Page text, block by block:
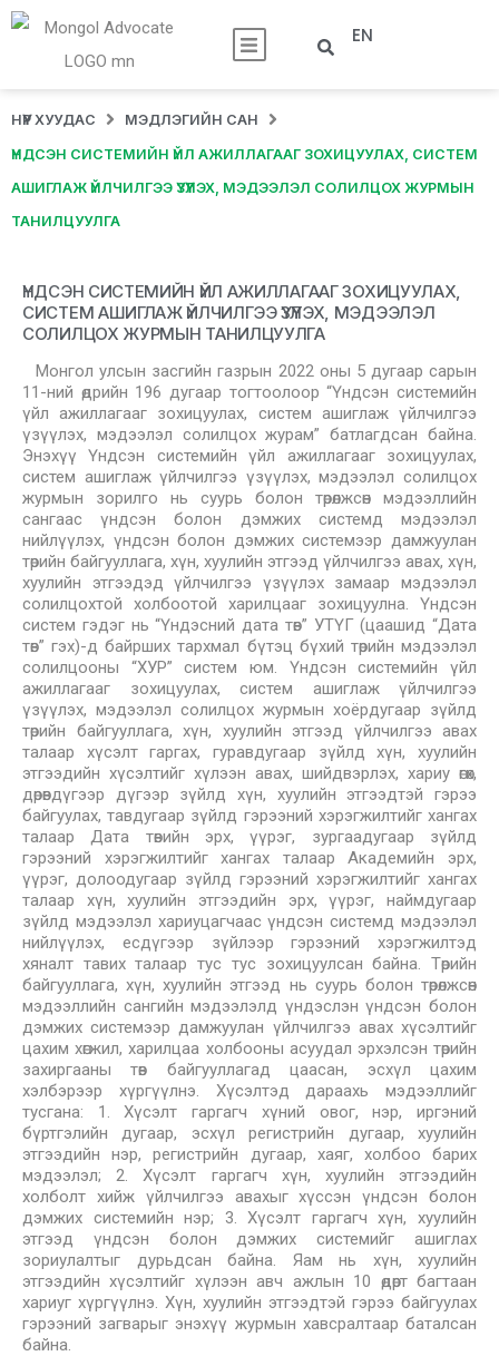
EN
НҮҮР ХУУДАС МЭДЛЭГИЙН САН
ҮНДСЭН СИСТЕМИЙН ҮЙЛ АЖИЛЛАГААГ ЗОХИЦУУЛАХ, СИСТЕМ
АШИГЛАЖ ҮЙЛЧИЛГЭЭ ҮЗҮҮЛЭХ, МЭДЭЭЛЭЛ СОЛИЛЦОХ ЖУРМЫН
ТАНИЛЦУУЛГА
ҮНДСЭН СИСТЕМИЙН ҮЙЛ АЖИЛЛАГААГ ЗОХИЦУУЛАХ,
СИСТЕМ АШИГЛАЖ ҮЙЛЧИЛГЭЭ ҮЗҮҮЛЭХ, МЭДЭЭЛЭЛ
СОЛИЛЦОХ ЖУРМЫН ТАНИЛЦУУЛГА
Монгол улсын засгийн газрын 2022 оны 5 дугаар сарын
11-ний өдрийн 196 дугаар тогтоолоор “Үндсэн системийн
үйл ажиллагааг зохицуулах, систем ашиглаж үйлчилгээ
үзүүлэх, мэдээлэл солилцох журам” батлагдсан байна.
Энэхүү Үндсэн системийн үйл ажиллагааг зохицуулах,
систем ашиглаж үйлчилгээ үзүүлэх, мэдээлэл солилцох
журмын зорилго нь суурь болон төрөлжсөн мэдээллийн
сангаас үндсэн болон дэмжих системд мэдээлэл
нийлүүлэх, үндсэн болон дэмжих системээр дамжуулан
төрийн байгууллага, хүн, хуулийн этгээд үйлчилгээ авах, хүн,
хуулийн этгээдэд үйлчилгээ үзүүлэх замаар мэдээлэл
солилцохтой холбоотой харилцааг зохицуулна. Үндсэн
систем гэдэг нь “Үндэсний дата төв” УТҮГ (цаашид “Дата
төв” гэх)-д байрших тархмал бүтэц бүхий төрийн мэдээлэл
солилцооны “ХУР” систем юм. Үндсэн системийн үйл
ажиллагааг зохицуулах, систем ашиглаж үйлчилгээ
үзүүлэх, мэдээлэл солилцох журмын хоёрдугаар зүйлд
төрийн байгууллага, хүн, хуулийн этгээд үйлчилгээ авах
талаар хүсэлт гаргах, гуравдугаар зүйлд хүн, хуулийн
этгээдийн хүсэлтийг хүлээн авах, шийдвэрлэх, хариу өгөх,
дөрөвдүгээр дүгээр зүйлд хүн, хуулийн этгээдтэй гэрээ
байгуулах, тавдугаар зүйлд гэрээний хэрэгжилтийг хангах
талаар Дата төвийн эрх, үүрэг, зургаадугаар зүйлд
гэрээний хэрэгжилтийг хангах талаар Академийн эрх,
үүрэг, долоодугаар зүйлд гэрээний хэрэгжилтийг хангах
талаар хүн, хуулийн этгээдийн эрх, үүрэг, наймдугаар
зүйлд мэдээлэл хариуцагчаас үндсэн системд мэдээлэл
нийлүүлэх, есдүгээр зүйлээр гэрээний хэрэгжилтэд
хяналт тавих талаар тус тус зохицуулсан байна. Төрийн
байгууллага, хүн, хуулийн этгээд нь суурь болон төрөлжсөн
мэдээллийн сангийн мэдээлэлд үндэслэн үндсэн болон
дэмжих системээр дамжуулан үйлчилгээ авах хүсэлтийг
цахим хөгжил, харилцаа холбооны асуудал эрхэлсэн төрийн
захиргааны төв байгууллагад цаасан, эсхүл цахим
хэлбэрээр хүргүүлнэ. Хүсэлтэд дараахь мэдээллийг
тусгана: 1. Хүсэлт гаргагч хүний овог, нэр, иргэний
бүртгэлийн дугаар, эсхүл регистрийн дугаар, хуулийн
этгээдийн нэр, регистрийн дугаар, хаяг, холбоо барих
мэдээлэл; 2. Хүсэлт гаргагч хүн, хуулийн этгээдийн
холболт хийж үйлчилгээ авахыг хүссэн үндсэн болон
дэмжих системийн нэр; 3. Хүсэлт гаргагч хүн, хуулийн
этгээд үндсэн болон дэмжих системийг ашиглах
зориулалтыг дурьдсан байна. Яам нь хүн, хуулийн
этгээдийн хүсэлтийг хүлээн авч ажлын 10 өдөрт багтаан
хариуг хүргүүлнэ. Хүн, хуулийн этгээдтэй гэрээ байгуулах
гэрээний загварыг энэхүү журмын хавсралтаар баталсан
байна.